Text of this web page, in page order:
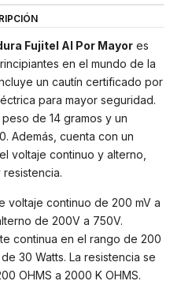
Fujitel Al Por Mayor es
en el mundo de la
un cautín certificado por
para mayor seguridad.
de 14 gramos y un
Además, cuenta con un
voltaje continuo y alterno,
voltaje continuo de 200 mV a
de 200V a 750V.
continua en el rango de 200
30 Watts. La resistencia se
OHMS a 2000 K OHMS.